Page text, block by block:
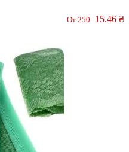
От 250: 15.46 ₴